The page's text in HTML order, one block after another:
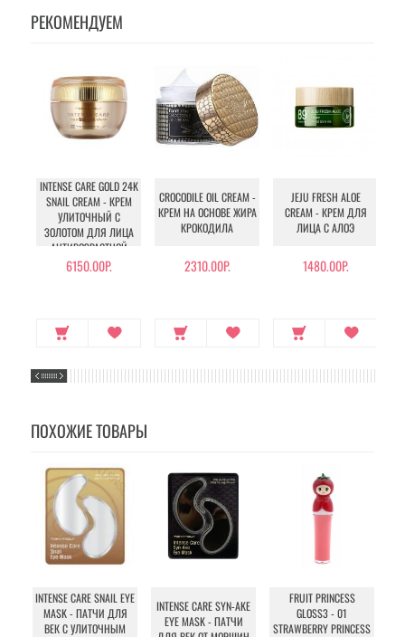
РЕКОМЕНДУЕМ
INTENSE CARE GOLD 24K
SNAIL CREAM - КРЕМ
УЛИТОЧНЫЙ С
ЗОЛОТОМ ДЛЯ ЛИЦА
АНТИВОЗРАСТНОЙ
6150.00Р.
CROCODILE OIL CREAM -
КРЕМ НА ОСНОВЕ ЖИРА
КРОКОДИЛА
2310.00Р.
JEJU FRESH ALOE
CREAM - КРЕМ ДЛЯ
ЛИЦА С АЛОЭ
1480.00Р.
ПОХОЖИЕ ТОВАРЫ
INTENSE CARE SNAIL EYE
MASK - ПАТЧИ ДЛЯ
ВЕК С УЛИТОЧНЫМ
INTENSE CARE SYN-AKE
EYE MASK - ПАТЧИ
FRUIT PRINCESS
GLOSS3 - 01
STRAWBERRY PRINCESS